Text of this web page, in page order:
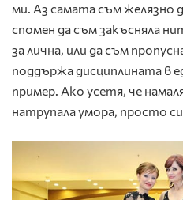
ми. Аз самата съм желязно
спомен да съм закъсняла
за лична, или да съм
поддържа дисциплината в
пример. Ако усетя, че
натрупала умора, просто